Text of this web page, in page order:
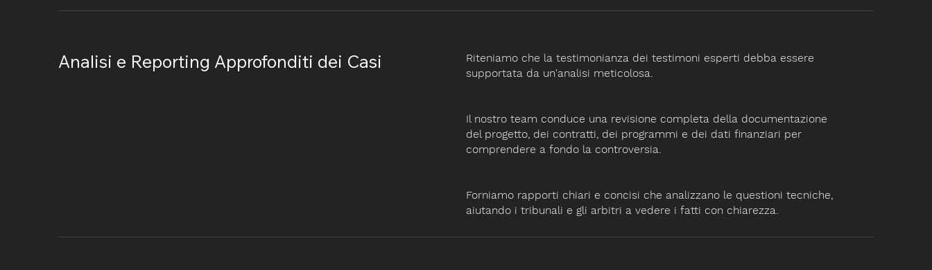
​Analisi e Reporting Approfonditi dei Casi
Riteniamo che la testimonianza dei testimoni esperti debba essere
supportata da un'analisi meticolosa.
Il nostro team conduce una revisione completa della documentazione
del progetto, dei contratti, dei programmi e dei dati finanziari per
comprendere a fondo la controversia.
Forniamo rapporti chiari e concisi che analizzano le questioni tecniche,
aiutando i tribunali e gli arbitri a vedere i fatti con chiarezza.